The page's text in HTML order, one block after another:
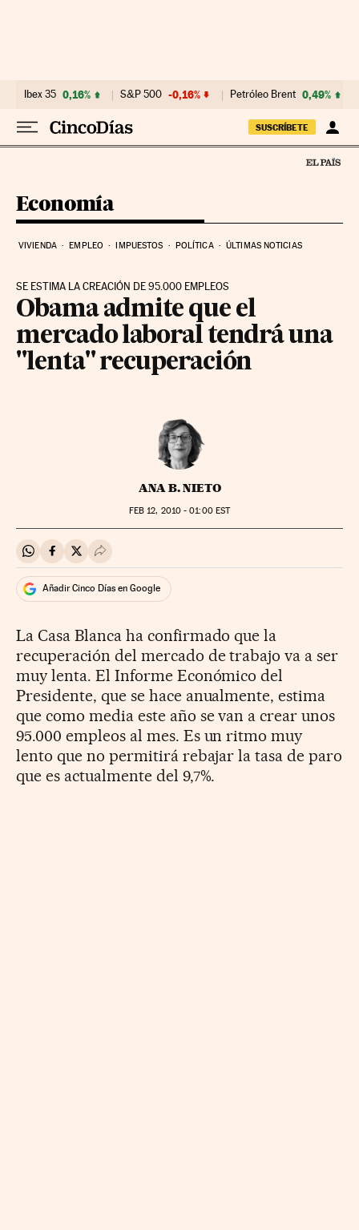
Ibex 35 0,16% S&P 500 -0,16% Petróleo Brent 0,49%
SUSCRÍBETE
Economía
VIVIENDA EMPLEO IMPUESTOS POLÍTICA ÚLTIMAS NOTICIAS
SE ESTIMA LA CREACIÓN DE 95.000 EMPLEOS
Obama admite que el
mercado laboral tendrá una
"lenta" recuperación
ANA B. NIETO
FEB 12, 2010 - 01:00EST
Compartir en Whatsapp
Compartir en Facebook
Compartir en Twitter
Desplegar Redes Sociales
Añadir Cinco Días en Google
La Casa Blanca ha confirmado que la
recuperación del mercado de trabajo va a ser
muy lenta. El Informe Económico del
Presidente, que se hace anualmente, estima
que como media este año se van a crear unos
95.000 empleos al mes. Es un ritmo muy
lento que no permitirá rebajar la tasa de paro
que es actualmente del 9,7%.